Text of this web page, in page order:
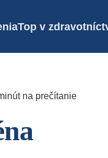
Top v
na prečítanie